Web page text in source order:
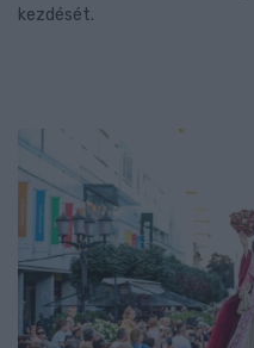
kezdését.